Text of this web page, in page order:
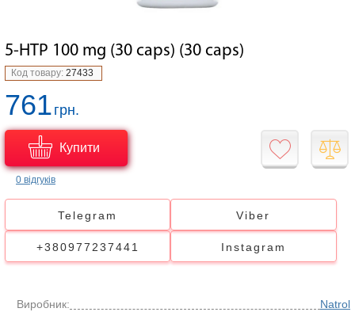
5-HTP 100 mg (30 caps) (30 caps)
Код товару: 27433
761грн.
Купити
0 відгуків
Telegram Viber
+380977237441 Instagram
Виробник: Natrol